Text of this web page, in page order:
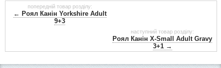
попередній товар розділу:
← Роял Канін Yorkshire Adult
9+3
наступний товар розділу:
Роял Канін X-Small Adult Gravy
3+1 →